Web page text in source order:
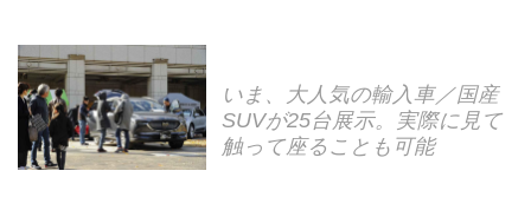
いま、大人気の輸入車／国産
SUVが25台展示。実際に見て
触って座ることも可能